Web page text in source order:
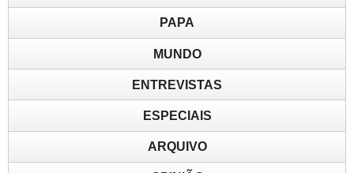
PAPA
MUNDO
ENTREVISTAS
ESPECIAIS
ARQUIVO